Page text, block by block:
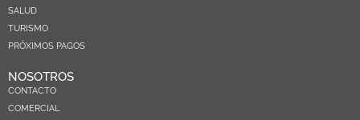
SALUD
TURISMO
PRÓXIMOS PAGOS
NOSOTROS
CONTACTO
COMERCIAL